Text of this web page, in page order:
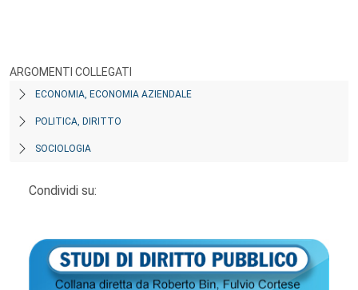
ARGOMENTI COLLEGATI
ECONOMIA, ECONOMIA AZIENDALE
POLITICA, DIRITTO
SOCIOLOGIA
Condividi su: